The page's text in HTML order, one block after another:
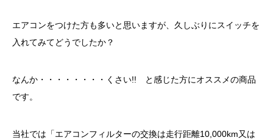
エアコンをつけた方も多いと思いますが、久しぶりにスイッチを
入れてみてどうでしたか？
なんか・・・・・・・・くさい!! と感じた方にオススメの商品
です。
当社では「エアコンフィルターの交換は走行距離10,000km又は